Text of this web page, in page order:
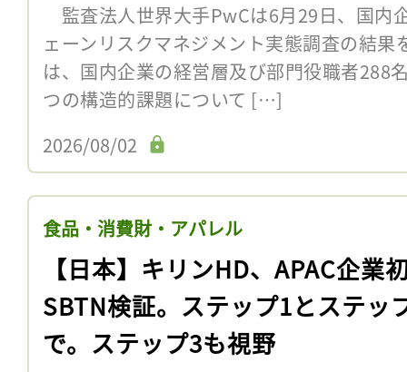
監査法人世界大手PwCは6月29日、国内
ェーンリスクマネジメント実態調査の結
は、国内企業の経営層及び部門役職者288
つの構造的課題について […]
2026/08/02
食品・消費財・アパレル
【日本】キリンHD、APAC企業
SBTN検証。ステップ1とステッ
で。ステップ3も視野